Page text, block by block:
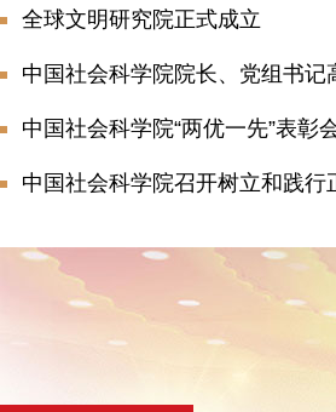
全球文明研究院正式成立
中国社会科学院院长、党组书记
中国社会科学院“两优一先”表彰
中国社会科学院召开树立和践行